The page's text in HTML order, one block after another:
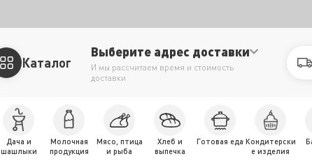
Каталог
Выберите адрес доставки
И мы рассчитаем время и стоимость
доставки
Дача и
шашлыки
Молочная
продукция
Мясо, птица
и рыба
Хлеб и
выпечка
Готовая еда Кондитерски
е изделия